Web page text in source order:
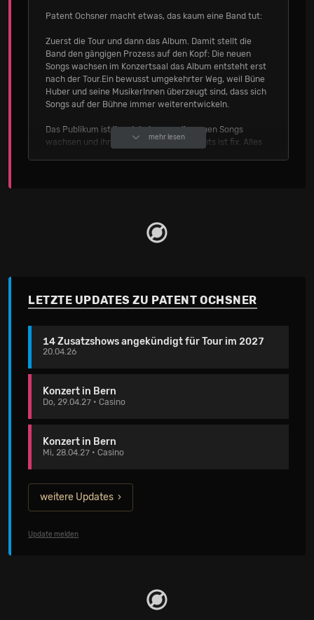
Patent Ochsner macht etwas, das kaum eine Band tut:
Zuerst die Tour und dann das Album. Damit stellt die
Band den gängigen Prozess auf den Kopf: Die neuen
Songs wachsen im Konzertsaal das Album entsteht erst
nach der Tour.Ein bewusst umgekehrter Weg, weil Büne
Huber und seine MusikerInnen überzeugt sind, dass sich
Songs auf der Bühne immer weiterentwickeln.
Das Publikum ist live dabei, wenn die neuen Songs
wachsen und ihr Gesicht verändern. Nichts ist fix. Alles
der Bühne gereifte Material ins Studio – erst dann
keine Bild- oder Tonaufnahmen zu machen.
mehr lesen
LETZTE UPDATES ZU PATENT OCHSNER
14 Zusatzshows angekündigt für Tour im 2027
20.04.26
Konzert in Bern
Do, 29.04.27 • Casino
Konzert in Bern
Mi, 28.04.27 • Casino
weitere Updates
Update melden